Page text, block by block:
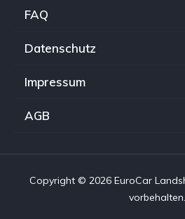
FAQ
Datenschutz
Impressum
AGB
Copyright © 2026 EuroCar
vorbehalten.